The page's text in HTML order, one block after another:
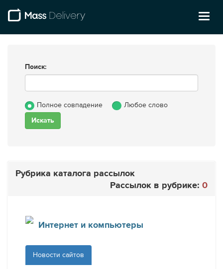
Поиск:
Полное совпадение Любое слово
Рубрика каталога рассылок
Рассылок в рубрике: 0
Интернет и компьютеры
Новости сайтов